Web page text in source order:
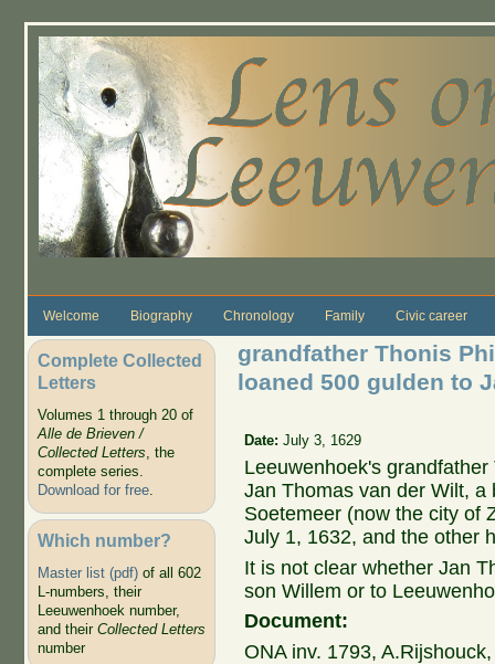
Welcome Biography Chronology Family Civic career
Complete Collected
Letters
Volumes 1 through 20 of
Alle de Brieven /
Collected Letters, the
complete series.
Download for free.
Which number?
Master list (pdf)of all 602
L-numbers, their
Leeuwenhoek number,
and their Collected Letters
number
grandfather Thonis
loaned 500 gulden to
Date:July 3, 1629
Leeuwenhoek's
Jan Thomas van der Wilt,
Soetemeer (now the city of
July 1, 1632, and the other
It is not clear whether Jan
son Willem or to
Document:
ONA inv. 1793,